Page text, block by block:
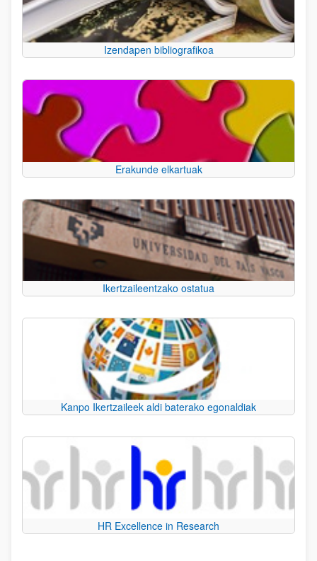
Izendapen bibliografikoa
Erakunde elkartuak
Ikertzaileentzako ostatua
Kanpo Ikertzaileek aldi baterako egonaldiak
HR Excellence in Research